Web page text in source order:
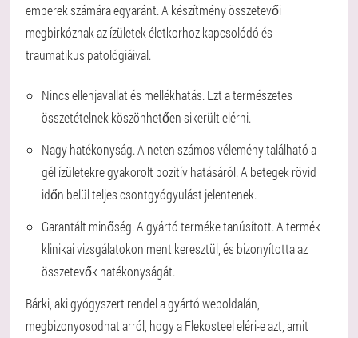
emberek számára egyaránt. A készítmény összetevői
megbirkóznak az ízületek életkorhoz kapcsolódó és
traumatikus patológiáival.
Nincs ellenjavallat és mellékhatás. Ezt a természetes
összetételnek köszönhetően sikerült elérni.
Nagy hatékonyság. A neten számos vélemény található a
gél ízületekre gyakorolt pozitív hatásáról. A betegek rövid
időn belül teljes csontgyógyulást jelentenek.
Garantált minőség. A gyártó terméke tanúsított. A termék
klinikai vizsgálatokon ment keresztül, és bizonyította az
összetevők hatékonyságát.
Bárki, aki gyógyszert rendel a gyártó weboldalán,
megbizonyosodhat arról, hogy a Flekosteel eléri-e azt, amit